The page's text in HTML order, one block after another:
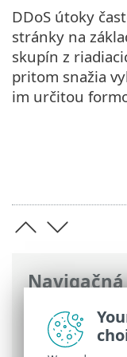
ESET Online
Vzdialené
DDoS útoky
stránky na
skupín z
pritom snažia
im určitou